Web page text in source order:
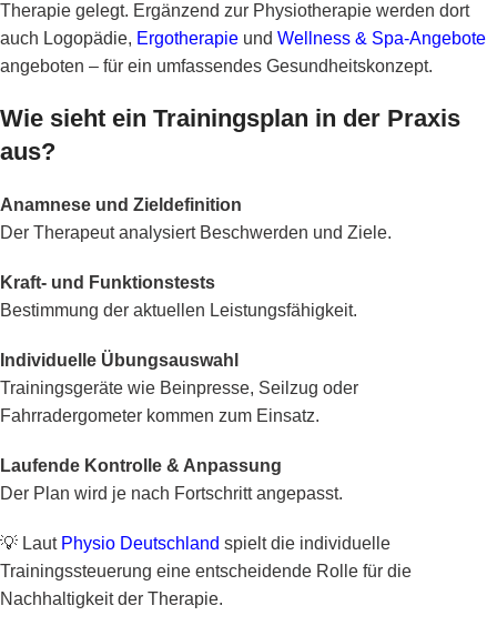
Therapie gelegt. Ergänzend zur Physiotherapie werden dort
auch Logopädie, Ergotherapie und Wellness & Spa-Angebote
angeboten – für ein umfassendes Gesundheitskonzept.
Wie sieht ein Trainingsplan in der Praxis
aus?
Anamnese und Zieldefinition
Der Therapeut analysiert Beschwerden und Ziele.
Kraft- und Funktionstests
Bestimmung der aktuellen Leistungsfähigkeit.
Individuelle Übungsauswahl
Trainingsgeräte wie Beinpresse, Seilzug oder
Fahrradergometer kommen zum Einsatz.
Laufende Kontrolle & Anpassung
Der Plan wird je nach Fortschritt angepasst.
💡 Laut Physio Deutschland spielt die individuelle
Trainingssteuerung eine entscheidende Rolle für die
Nachhaltigkeit der Therapie.